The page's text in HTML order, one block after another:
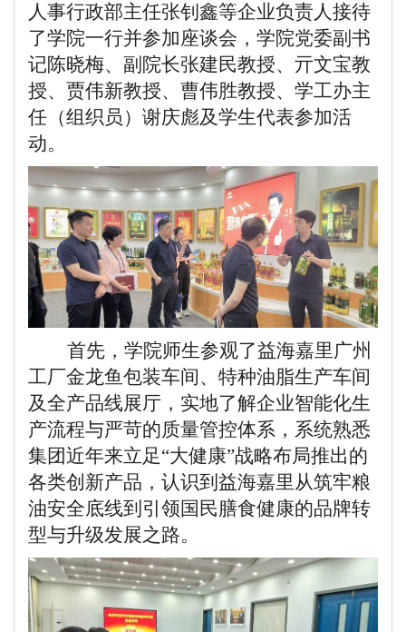
人事行政部主任张钊鑫等企业负责人接待
了学院一行并参加座谈会，学院党委副书
记陈晓梅、副院长张建民教授、亓文宝教
授、贾伟新教授、曹伟胜教授、学工办主
任（组织员）谢庆彪及学生代表参加活
动。
首先，学院师生参观了益海嘉里广州
工厂金龙鱼包装车间、特种油脂生产车间
及全产品线展厅，实地了解企业智能化生
产流程与严苛的质量管控体系，系统熟悉
集团近年来立足“大健康”战略布局推出的
各类创新产品，认识到益海嘉里从筑牢粮
油安全底线到引领国民膳食健康的品牌转
型与升级发展之路。